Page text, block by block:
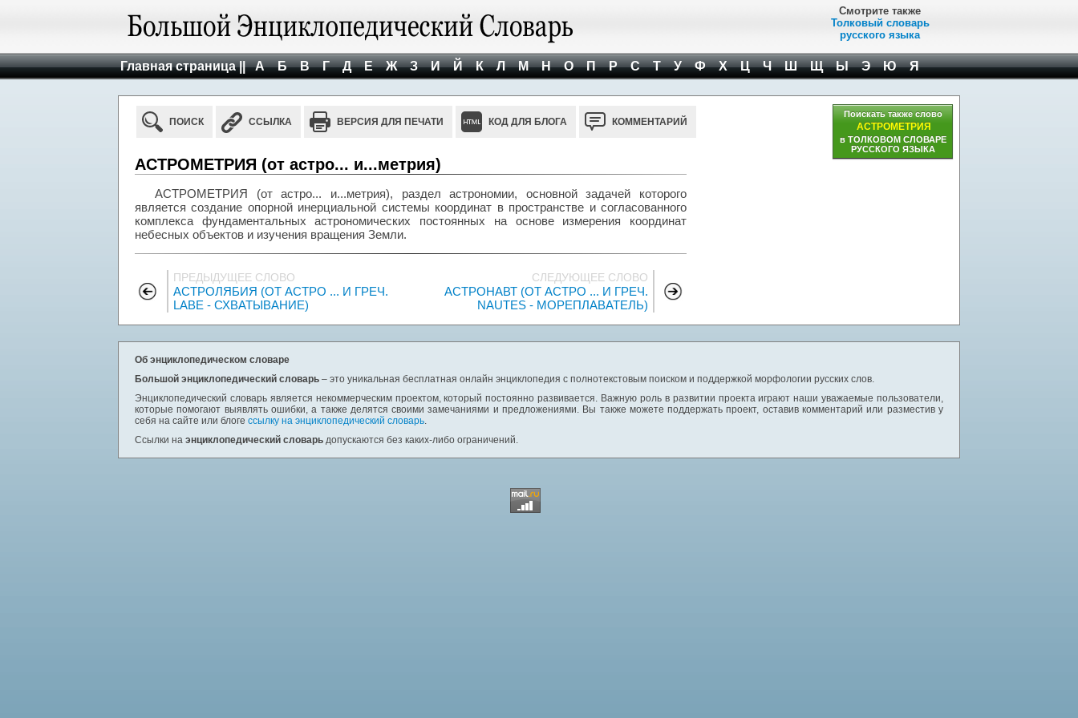
Смотрите также
Толковый словарь
русского языка
Главная страница || А Б В Г Д Е Ж З И Й К Л М Н О П Р С Т У Ф Х Ц Ч Ш Щ Ы Э Ю Я
ПОИСК ССЫЛКА ВЕРСИЯ ДЛЯ ПЕЧАТИ КОД ДЛЯ БЛОГА КОММЕНТАРИЙ
АСТРОМЕТРИЯ (от астро... и...метрия)
АСТРОМЕТРИЯ (от астро... и...метрия), раздел астрономии, основной задачей которого
является создание опорной инерциальной системы координат в пространстве и согласованного
комплекса фундаментальных астрономических постоянных на основе измерения координат
небесных объектов и изучения вращения Земли.
ПРЕДЫДУЩЕЕ СЛОВО
АСТРОЛЯБИЯ (ОТ АСТРО ... И ГРЕЧ.
LABE - СХВАТЫВАНИЕ)
СЛЕДУЮЩЕЕ СЛОВО
АСТРОНАВТ (ОТ АСТРО ... И ГРЕЧ.
NAUTES - МОРЕПЛАВАТЕЛЬ)
Поискать также слово
АСТРОМЕТРИЯ
в ТОЛКОВОМ СЛОВАРЕ
РУССКОГО ЯЗЫКА
Об энциклопедическом словаре
Большой энциклопедический словарь – это уникальная бесплатная онлайн энциклопедия с полнотекстовым поиском и поддержкой морфологии русских слов.
Энциклопедический словарь является некоммерческим проектом, который постоянно развивается. Важную роль в развитии проекта играют наши уважаемые пользователи,
которые помогают выявлять ошибки, а также делятся своими замечаниями и предложениями. Вы также можете поддержать проект, оставив комментарий или разместив у
себя на сайте или блоге ссылку на энциклопедический словарь.
Ссылки на энциклопедический словарь допускаются без каких-либо ограничений.